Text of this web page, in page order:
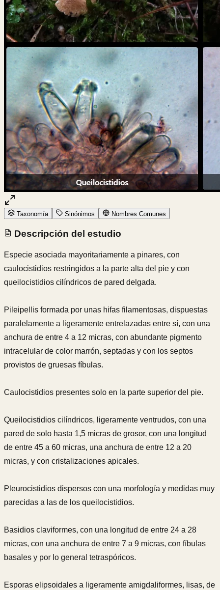
Taxonomía Sinónimos Nombres Comunes
Descripción del estudio
Especie asociada mayoritariamente a pinares, con
caulocistidios restringidos a la parte alta del pie y con
queilocistidios cilíndricos de pared delgada.
Pileipellis formada por unas hifas filamentosas, dispuestas
paralelamente a ligeramente entrelazadas entre sí, con una
anchura de entre 4 a 12 micras, con abundante pigmento
intracelular de color marrón, septadas y con los septos
provistos de gruesas fíbulas.
Caulocistidios presentes solo en la parte superior del pie.
Queilocistidios cilíndricos, ligeramente ventrudos, con una
pared de solo hasta 1,5 micras de grosor, con una longitud
de entre 45 a 60 micras, una anchura de entre 12 a 20
micras, y con cristalizaciones apicales.
Pleurocistidios dispersos con una morfología y medidas muy
parecidas a las de los queilocistidios.
Basidios claviformes, con una longitud de entre 24 a 28
micras, con una anchura de entre 7 a 9 micras, con fíbulas
basales y por lo general tetraspóricos.
Esporas elipsoidales a ligeramente amigdaliformes, lisas, de